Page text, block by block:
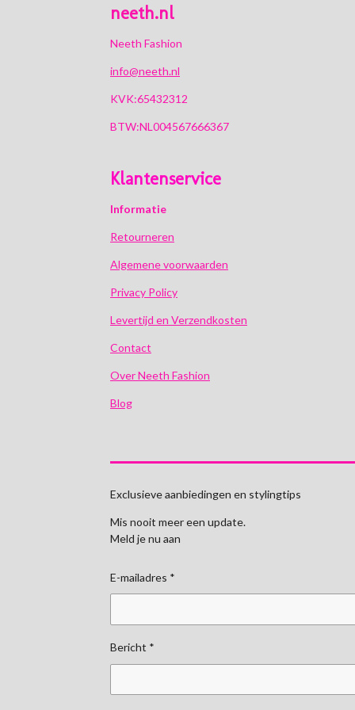
neeth.nl
Neeth Fashion
info@neeth.nl
KVK:65432312
BTW:NL004567666367
Klantenservice
Informatie
Retourneren
Algemene voorwaarden
Privacy Policy
Levertijd en Verzendkosten
Contact
Over Neeth Fashion
Blog
Exclusieve aanbiedingen en stylingtips
Mis nooit meer een update.
Meld je nu aan
E-mailadres *
Bericht *